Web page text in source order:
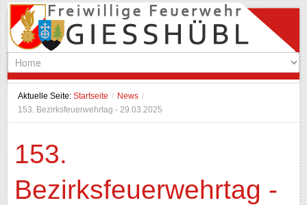
Aktuelle Seite:Startseite / News /
153. Bezirksfeuerwehrtag - 29.03.2025
153.
Bezirksfeuerwehrtag -